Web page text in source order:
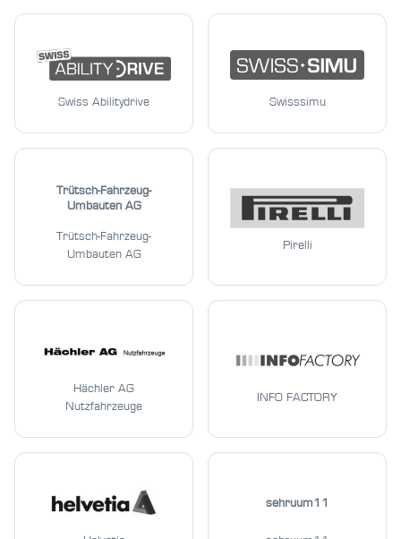
Swiss Abilitydrive Swisssimu
Trütsch-Fahrzeug-
Umbauten AG
Trütsch-Fahrzeug-
Umbauten AG
Pirelli
Hächler AG
Nutzfahrzeuge
INFO FACTORY
sehruum11